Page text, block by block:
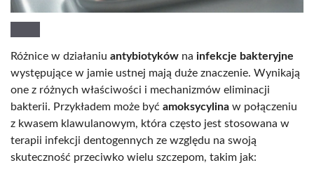
Różnice w działaniu antybiotyków na infekcje bakteryjne
występujące w jamie ustnej mają duże znaczenie. Wynikają
one z różnych właściwości i mechanizmów eliminacji
bakterii. Przykładem może być amoksycylina w połączeniu
z kwasem klawulanowym, która często jest stosowana w
terapii infekcji dentogennych ze względu na swoją
skuteczność przeciwko wielu szczepom, takim jak: